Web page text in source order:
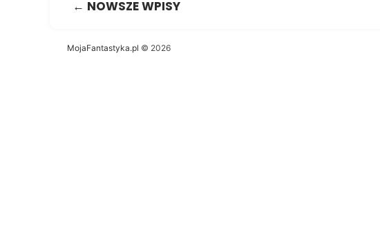
← NOWSZE WPISY
MojaFantastyka.pl © 2026